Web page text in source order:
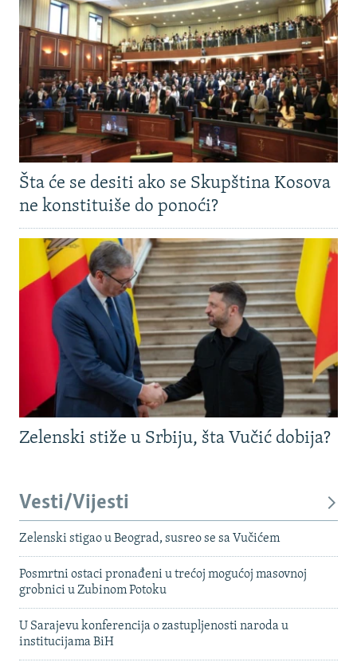
Šta će se desiti ako se Skupština Kosova
ne konstituiše do ponoći?
Zelenski stiže u Srbiju, šta Vučić dobija?
Vesti/Vijesti
Zelenski stigao u Beograd, susreo se sa Vučićem
Posmrtni ostaci pronađeni u trećoj mogućoj masovnoj
grobnici u Zubinom Potoku
U Sarajevu konferencija o zastupljenosti naroda u
institucijama BiH